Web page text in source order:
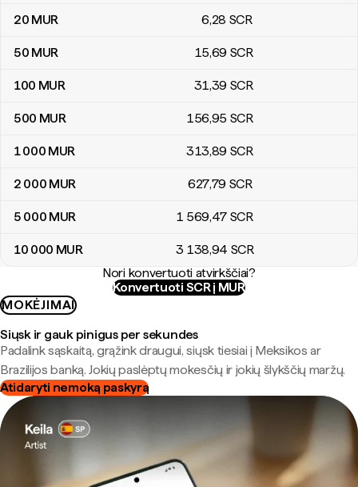
20 MUR 6,28 SCR
50 MUR 15,69 SCR
100 MUR 31,39 SCR
500 MUR 156,95 SCR
1 000 MUR 313,89 SCR
2 000 MUR 627,79 SCR
5 000 MUR 1 569,47 SCR
10 000 MUR 3 138,94 SCR
Nori konvertuoti atvirkščiai?
Konvertuoti SCR į MUR
MOKĖJIMAI
Siųsk ir gauk pinigus per sekundes
Padalink sąskaitą, grąžink draugui, siųsk tiesiai į Meksikos ar
Brazilijos banką. Jokių paslėptų mokesčių ir jokių šlykščių maržų.
Atidaryti nemoką paskyrą